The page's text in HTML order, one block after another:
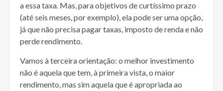
a essa taxa. Mas, para objetivos de curtíssimo prazo
(até seis meses, por exemplo), ela pode ser uma opção,
já que não precisa pagar taxas, imposto de renda e não
perde rendimento.
Vamos à terceira orientação: o melhor investimento
não é aquela que tem, à primeira vista, o maior
rendimento, mas sim aquela que é apropriada ao